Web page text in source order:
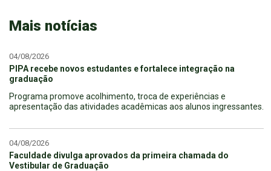
Mais notícias
04/08/2026
PIPA recebe novos estudantes e fortalece integração na
graduação
Programa promove acolhimento, troca de experiências e
apresentação das atividades acadêmicas aos alunos ingressantes.
04/08/2026
Faculdade divulga aprovados da primeira chamada do
Vestibular de Graduação